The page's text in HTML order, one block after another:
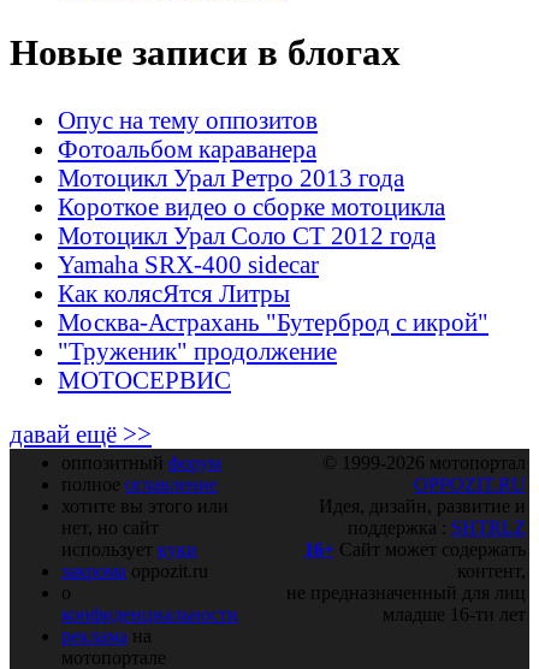
Новые записи в блогах
Опус на тему оппозитов
Фотоальбом караванера
Мотоцикл Урал Ретро 2013 года
Короткое видео о сборке мотоцикла
Мотоцикл Урал Соло СТ 2012 года
Yamaha SRX-400 sidecar
Как колясЯтся Литры
Москва-Астрахань "Бутерброд с икрой"
"Труженик" продолжение
МОТОСЕРВИС
давай ещё >>
оппозитный форум
полное оглавление
хотите вы этого или
нет, но сайт
использует куки
закрома oppozit.ru
о
конфиденциальности
реклама на
мотопортале
© 1999-2026 мотопортал
OPPOZIT.RU
Идея, дизайн, развитие и
поддержка : SHTRLZ
16+ Сайт может содержать
контент,
не предназначенный для лиц
младше 16-ти лет